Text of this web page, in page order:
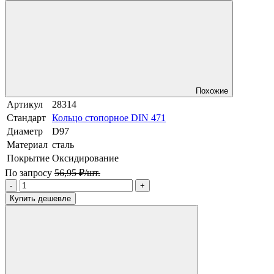
Похожие
Артикул
28314
Стандарт Кольцо стопорное DIN 471
Диаметр
D97
Материал сталь
Покрытие Оксидирование
По запросу 56,95 ₽/шт.
-
+
Купить дешевле